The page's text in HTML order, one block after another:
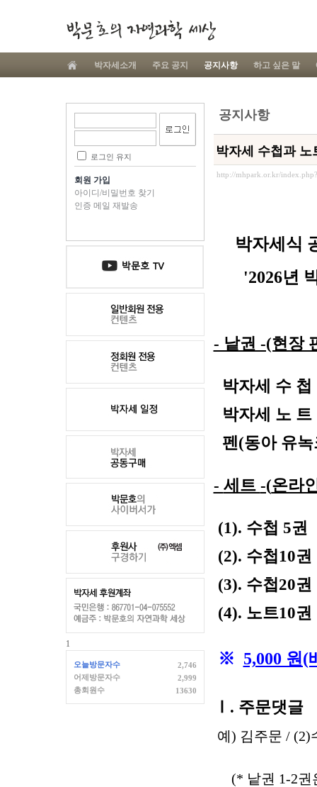
박자세소개 주요 공지 공지사항 하고 싶은 말
로그인 유지
회원 가입
아이디/비밀번호 찾기
인증 메일 재발송
1
오늘방문자수
2,746
어제방문자수
2,999
총회원수
13630
공지사항
박자세 수첩과 노
http://mhpark.or.kr/
박자세식
'2026년
- 낱권 -(현장
박자세 수 첩
박자세 노 트
펜(동아 유
- 세트 -(온라
(1). 수첩 5
(2). 수첩 10권
(3). 수첩 20권
(4). 노트10
※ 5,000 원(
. 주문댓글
예) 김주문 / (2)
(* 낱권 1-2권